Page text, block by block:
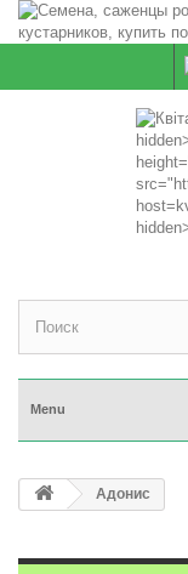
Menu
Адонис